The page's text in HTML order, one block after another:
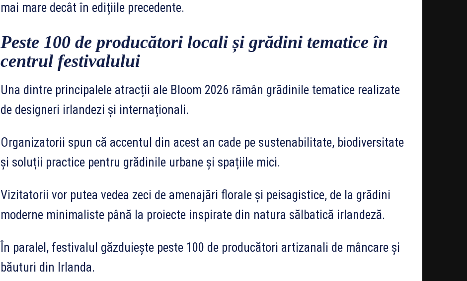
mai mare decât în edițiile precedente.
Peste 100 de producători locali și grădini tematice în
centrul festivalului
Una dintre principalele atracții ale Bloom 2026 rămân grădinile tematice realizate
de designeri irlandezi și internaționali.
Organizatorii spun că accentul din acest an cade pe sustenabilitate, biodiversitate
și soluții practice pentru grădinile urbane și spațiile mici.
Vizitatorii vor putea vedea zeci de amenajări florale și peisagistice, de la grădini
moderne minimaliste până la proiecte inspirate din natura sălbatică irlandeză.
În paralel, festivalul găzduiește peste 100 de producători artizanali de mâncare și
băuturi din Irlanda.